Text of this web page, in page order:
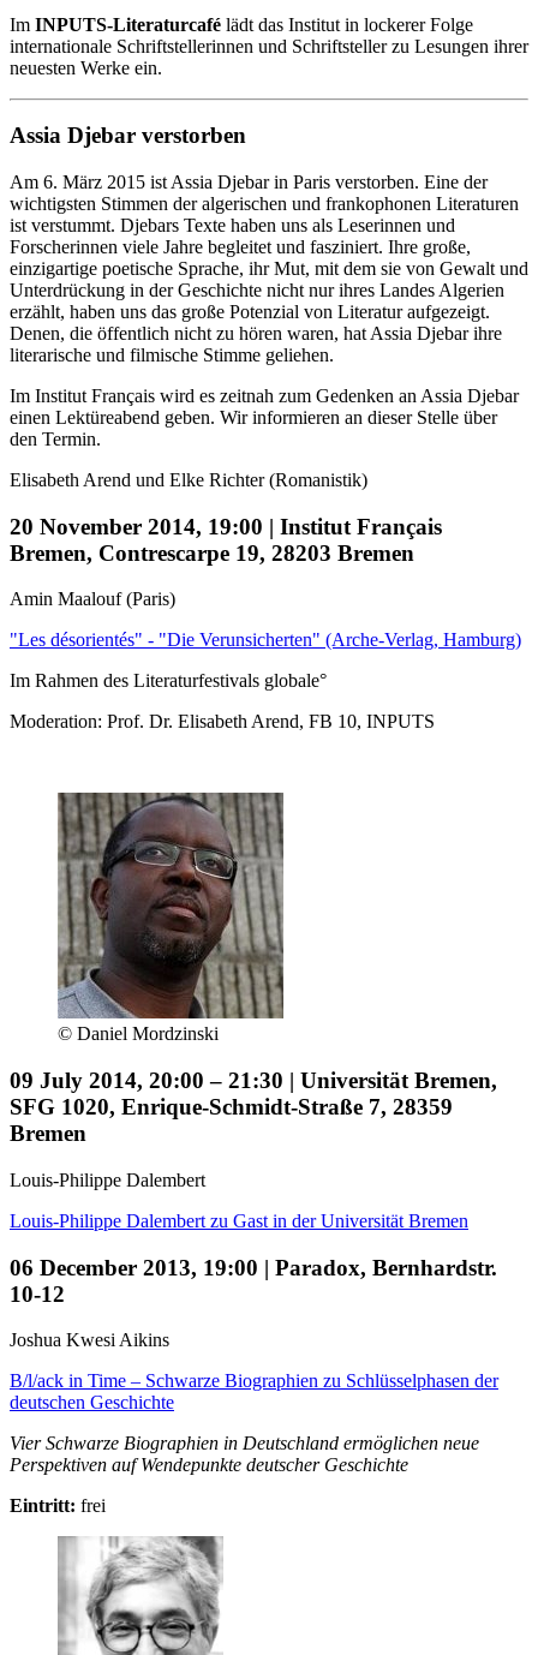
Im INPUTS-Literaturcafé lädt das Institut in lockerer Folge
internationale Schriftstellerinnen und Schriftsteller zu Lesungen ihrer
neuesten Werke ein.
Assia Djebar verstorben
Am 6. März 2015 ist Assia Djebar in Paris verstorben. Eine der
wichtigsten Stimmen der algerischen und frankophonen Literaturen
ist verstummt. Djebars Texte haben uns als Leserinnen und
Forscherinnen viele Jahre begleitet und fasziniert. Ihre große,
einzigartige poetische Sprache, ihr Mut, mit dem sie von Gewalt und
Unterdrückung in der Geschichte nicht nur ihres Landes Algerien
erzählt, haben uns das große Potenzial von Literatur aufgezeigt.
Denen, die öffentlich nicht zu hören waren, hat Assia Djebar ihre
literarische und filmische Stimme geliehen.
Im Institut Français wird es zeitnah zum Gedenken an Assia Djebar
einen Lektüreabend geben. Wir informieren an dieser Stelle über
den Termin.
Elisabeth Arend und Elke Richter (Romanistik)
20 November 2014, 19:00 | Institut Français
Bremen, Contrescarpe 19, 28203 Bremen
Amin Maalouf (Paris)
"Les désorientés" - "Die Verunsicherten" (Arche-Verlag, Hamburg)
Im Rahmen des Literaturfestivals globale°
Moderation: Prof. Dr. Elisabeth Arend, FB 10, INPUTS
© Daniel Mordzinski
09 July 2014, 20:00 – 21:30 | Universität Bremen,
SFG 1020, Enrique-Schmidt-Straße 7, 28359
Bremen
Louis-Philippe Dalembert
Louis-Philippe Dalembert zu Gast in der Universität Bremen
06 December 2013, 19:00 | Paradox, Bernhardstr.
10-12
Joshua Kwesi Aikins
B/l/ack in Time – Schwarze Biographien zu Schlüsselphasen der
deutschen Geschichte
Vier Schwarze Biographien in Deutschland ermöglichen neue
Perspektiven auf Wendepunkte deutscher Geschichte
Eintritt: frei